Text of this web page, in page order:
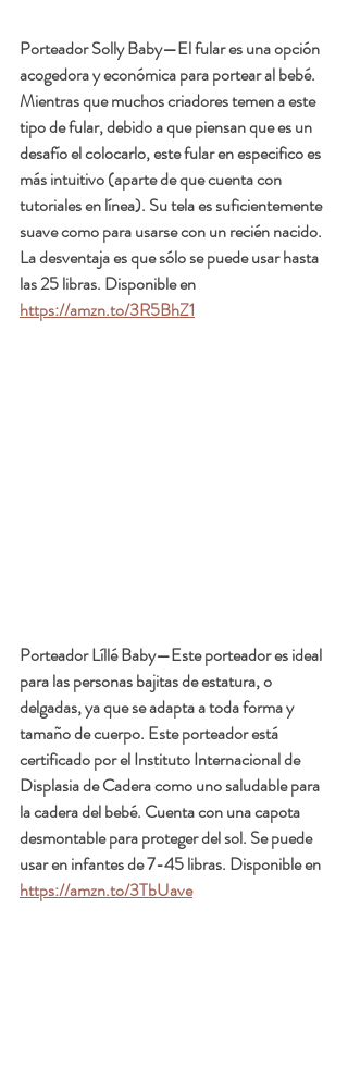
Porteador Solly Baby—El fular es una opción
acogedora y económica para portear al bebé.
Mientras que muchos criadores temen a este
tipo de fular, debido a que piensan que es un
desafío el colocarlo, este fular en especifico es
más intuitivo (aparte de que cuenta con
tutoriales en línea). Su tela es suficientemente
suave como para usarse con un recién nacido.
La desventaja es que sólo se puede usar hasta
las 25 libras. Disponible en
https://amzn.to/3R5BhZ1
Porteador Líllé Baby—Este porteador es ideal
para las personas bajitas de estatura, o
delgadas, ya que se adapta a toda forma y
tamaño de cuerpo. Este porteador está
certificado por el Instituto Internacional de
Displasia de Cadera como uno saludable para
la cadera del bebé. Cuenta con una capota
desmontable para proteger del sol. Se puede
usar en infantes de 7-45 libras. Disponible en
https://amzn.to/3TbUave